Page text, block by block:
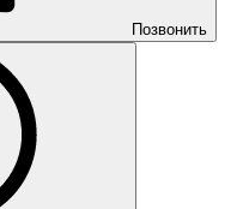
Позвонить